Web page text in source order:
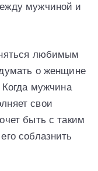
мужчиной и
любимым
о женщине
Когда мужчина
свои
быть с таким
соблазнить